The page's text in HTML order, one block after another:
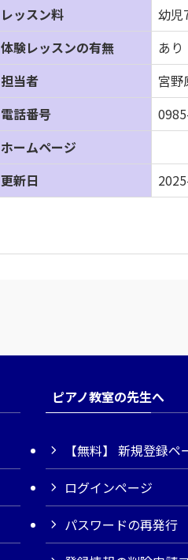
レッスン料
幼児
体験レッスンの有無
あり
担当者
宮野
電話番号
ホームページ
更新日
ピアノ教室の先生へ
【無料】 新規登録ペ
ログインページ
パスワードの再発行